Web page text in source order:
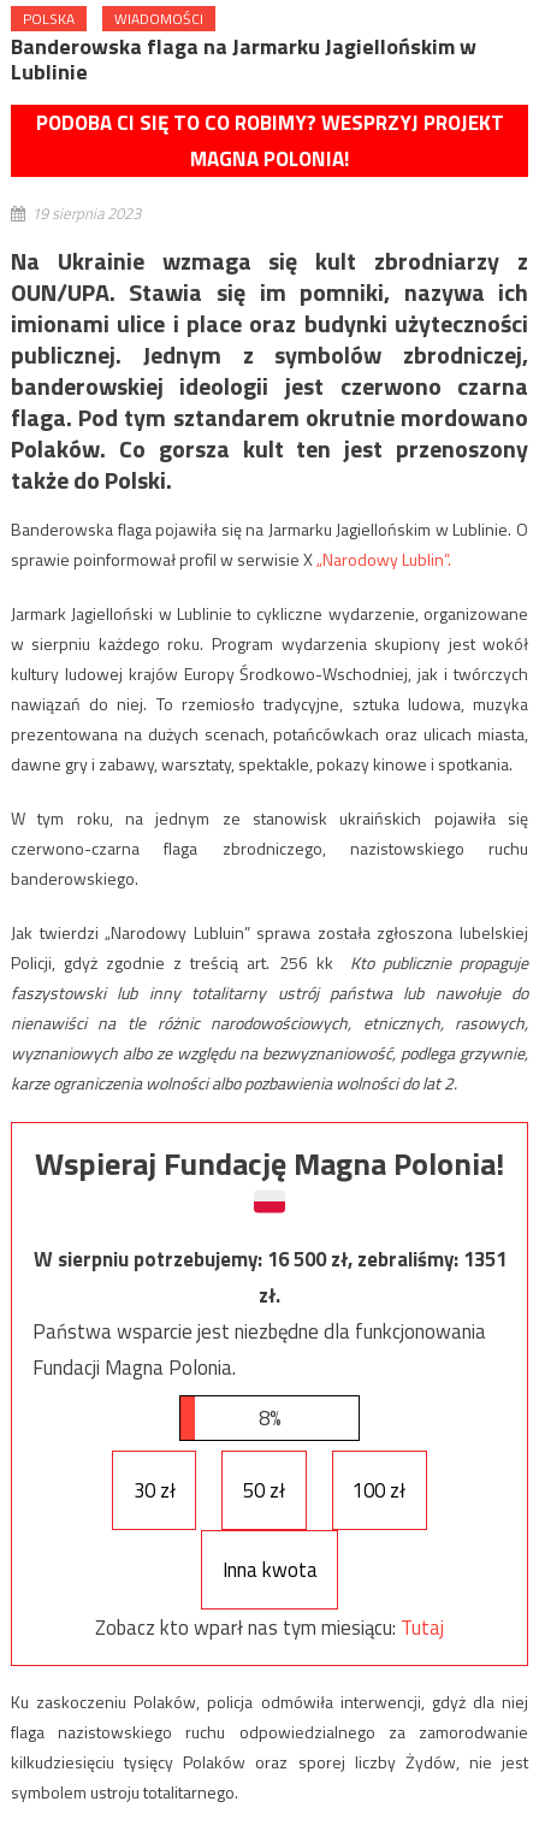
POLSKA WIADOMOŚCI
Banderowska flaga na Jarmarku Jagiellońskim w
Lublinie
PODOBA CI SIĘ TO CO ROBIMY? WESPRZYJ PROJEKT
MAGNA POLONIA!
19 sierpnia 2023
Na Ukrainie wzmaga się kult zbrodniarzy z
OUN/UPA. Stawia się im pomniki, nazywa ich
imionami ulice i place oraz budynki użyteczności
publicznej. Jednym z symbolów zbrodniczej,
banderowskiej ideologii jest czerwono czarna
flaga. Pod tym sztandarem okrutnie mordowano
Polaków. Co gorsza kult ten jest przenoszony
także do Polski.
Banderowska flaga pojawiła się na Jarmarku Jagiellońskim w Lublinie. O
sprawie poinformował profil w serwisie X„Narodowy Lublin”.
Jarmark Jagielloński w Lublinie to cykliczne wydarzenie, organizowane
w sierpniu każdego roku. Program wydarzenia skupiony jest wokół
kultury ludowej krajów Europy Środkowo-Wschodniej, jak i twórczych
nawiązań do niej. To rzemiosło tradycyjne, sztuka ludowa, muzyka
prezentowana na dużych scenach, potańcówkach oraz ulicach miasta,
dawne gry i zabawy, warsztaty, spektakle, pokazy kinowe i spotkania.
W tym roku, na jednym ze stanowisk ukraińskich pojawiła się
czerwono-czarna flaga zbrodniczego, nazistowskiego ruchu
banderowskiego.
Jak twierdzi „Narodowy Lubluin” sprawa została zgłoszona lubelskiej
Policji, gdyż zgodnie z treścią art. 256 kk Kto publicznie propaguje
faszystowski lub inny totalitarny ustrój państwa lub nawołuje do
nienawiści na tle różnic narodowościowych, etnicznych, rasowych,
wyznaniowych albo ze względu na bezwyznaniowość, podlega grzywnie,
karze ograniczenia wolności albo pozbawienia wolności do lat 2.
Wspieraj Fundację Magna Polonia!
W sierpniu potrzebujemy:16 500zł, zebraliśmy:1351
zł.
Państwa wsparcie jest niezbędne dla funkcjonowania
Fundacji Magna Polonia.
8%
30 zł 50 zł 100 zł
Inna kwota
Zobacz kto wparł nas tym miesiącu: Tutaj
Ku zaskoczeniu Polaków, policja odmówiła interwencji, gdyż dla niej
flaga nazistowskiego ruchu odpowiedzialnego za zamorodwanie
kilkudziesięciu tysięcy Polaków oraz sporej liczby Żydów, nie jest
symbolem ustroju totalitarnego.